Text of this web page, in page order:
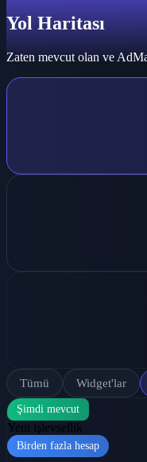
Yol Haritası
Zaten mevcut olan ve
Tümü Widget'lar
Şimdi mevcut
Yeni işlevsellik
Birden fazla hesap